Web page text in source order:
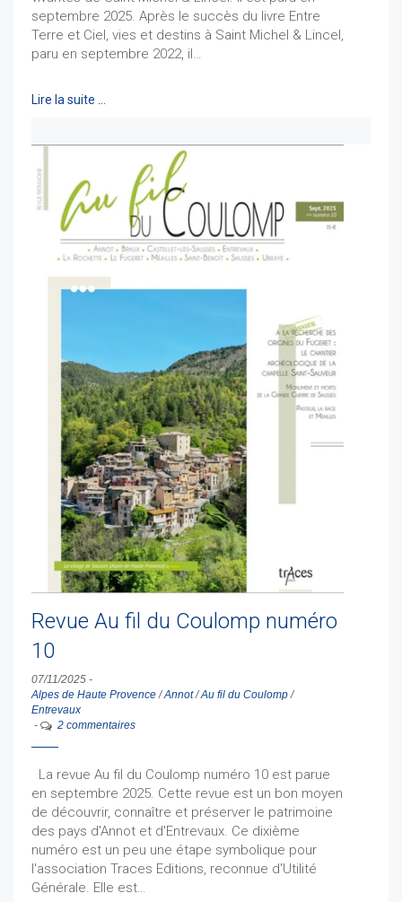
septembre 2025. Après le succès du livre Entre
Terre et Ciel, vies et destins à Saint Michel & Lincel,
paru en septembre 2022, il…
Lire la suite …
Revue Au fil du Coulomp numéro
10
07/11/2025 -
Alpes de Haute Provence/Annot/Au fil du Coulomp/
Entrevaux
-
2 commentaires
La revue Au fil du Coulomp numéro 10 est parue
en septembre 2025. Cette revue est un bon moyen
de découvrir, connaître et préserver le patrimoine
des pays d'Annot et d'Entrevaux. Ce dixième
numéro est un peu une étape symbolique pour
l'association Traces Editions, reconnue d'Utilité
Générale. Elle est…